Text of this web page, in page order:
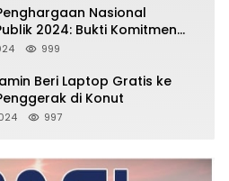
Nasional
2024: Bukti Komitmen
Prima
999
Beri Laptop Gratis ke
di Konut
997